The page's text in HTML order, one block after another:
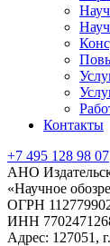
Контакты
+7 495 128 98 07
АНО
«Научное
ОГРН
ИНН
Адрес: 127051,